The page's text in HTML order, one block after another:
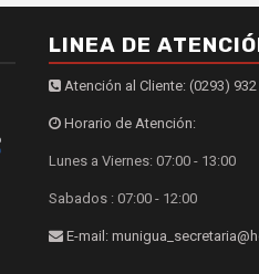
LINEA DE
Atención al Cliente: (0293)
Horario de Atención:
Lunes a Viernes: 07:00 - 13:00
Sabados : 07:00 - 12:00
E-mail: